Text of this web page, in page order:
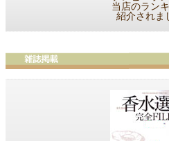
当店のラン
紹介されま